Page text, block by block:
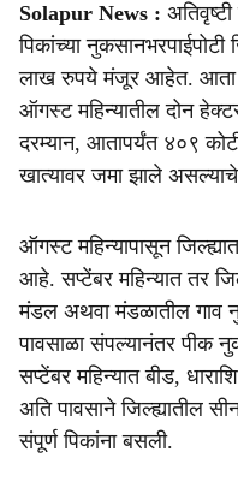
a
r
e
Solapur News :
पिकांच्या
लाख रुपये मंजूर आहेत. आता
ऑगस्ट महिन्यातील दोन
दरम्यान, आतापर्यंत ४०९
खात्यावर जमा झाले
ऑगस्ट महिन्यापासून
आहे. सप्टेंबर महिन्यात तर
मंडल अथवा मंडळातील गाव
पावसाळा संपल्यानंतर पीक
सप्टेंबर महिन्यात बीड,
अति पावसाने जिल्ह्यातील
संपूर्ण पिकांना बसली.